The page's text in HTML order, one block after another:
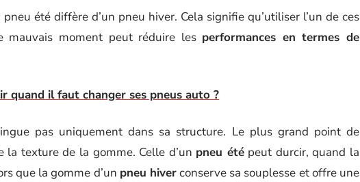
été diffère d’un pneu hiver. Cela signifie qu’utiliser l’un de ces
moment peut réduire les performances en termes de
quand il faut changer ses pneus auto ?
pas uniquement dans sa structure. Le plus grand point de
la texture de la gomme. Celle d’un pneu étépeut durcir, quand la
que la gomme d’un pneu hiverconserve sa souplesse et offre une